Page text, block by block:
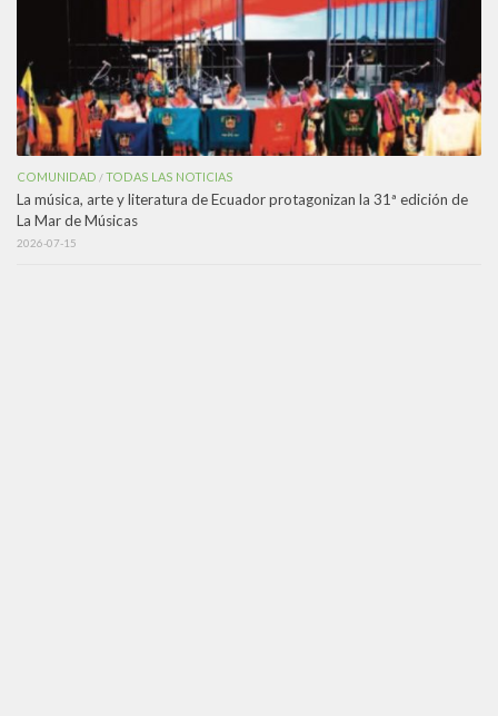
COMUNIDAD /TODAS LAS NOTICIAS
La música, arte y literatura de Ecuador protagonizan la 31ª edición de
La Mar de Músicas
2026-07-15